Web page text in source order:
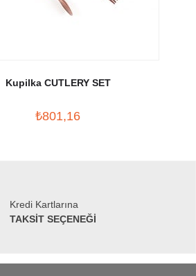
Kupilka CUTLERY SET
₺801,16
Kredi Kartlarına
TAKSİT SEÇENEĞİ